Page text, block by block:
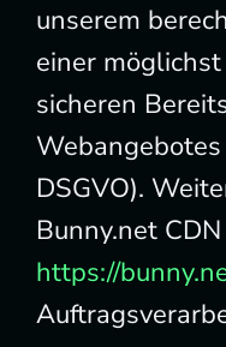
unserem
einer
sicheren
DSGVO).
Bunny.net
https://